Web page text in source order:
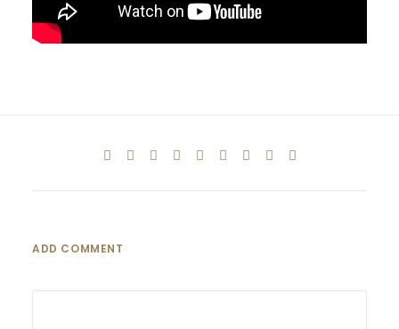
ADD COMMENT